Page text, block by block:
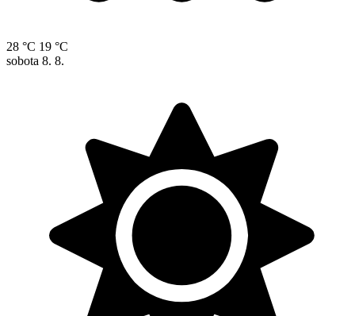
28 °C 19 °C
sobota 8. 8.